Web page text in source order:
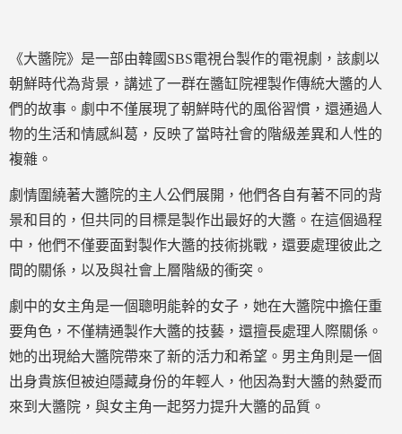
《大醬院》是一部由韓國SBS電視台製作的電視劇，該劇以
朝鮮時代為背景，講述了一群在醬缸院裡製作傳統大醬的人
們的故事。劇中不僅展現了朝鮮時代的風俗習慣，還通過人
物的生活和情感糾葛，反映了當時社會的階級差異和人性的
複雜。
劇情圍繞著大醬院的主人公們展開，他們各自有著不同的背
景和目的，但共同的目標是製作出最好的大醬。在這個過程
中，他們不僅要面對製作大醬的技術挑戰，還要處理彼此之
間的關係，以及與社會上層階級的衝突。
劇中的女主角是一個聰明能幹的女子，她在大醬院中擔任重
要角色，不僅精通製作大醬的技藝，還擅長處理人際關係。
她的出現給大醬院帶來了新的活力和希望。男主角則是一個
出身貴族但被迫隱藏身份的年輕人，他因為對大醬的熱愛而
來到大醬院，與女主角一起努力提升大醬的品質。